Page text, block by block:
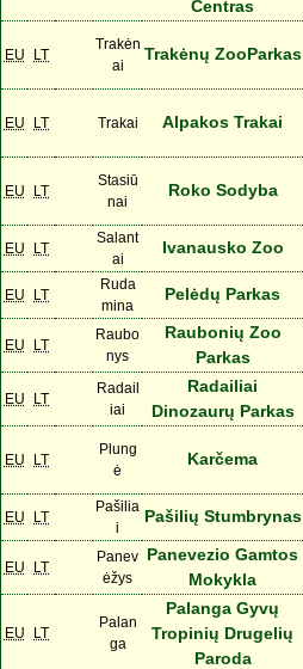
Centras
EU LT
Trakėn
ai
Trakėnų ZooParkas
EU LT Trakai Alpakos Trakai
EU LT
Stasiū
nai
Roko Sodyba
EU LT
Salant
ai
Ivanausko Zoo
EU LT
Ruda
mina
Pelėdų Parkas
EU LT
Raubo
nys
Raubonių Zoo
Parkas
EU LT
Radail
iai
Radailiai
Dinozaurų Parkas
EU LT
Plung
ė
Karčema
EU LT
Pašilia
i
Pašilių Stumbrynas
EU LT
Panev
ėžys
Panevezio Gamtos
Mokykla
EU LT
Palan
ga
Palanga Gyvų
Tropinių Drugelių
Paroda